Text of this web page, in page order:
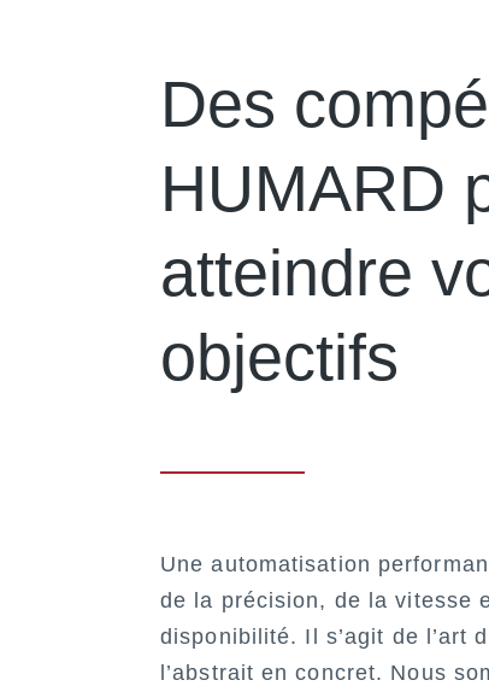
Des
HUMARD
atteindre
objectifs
Une automatisation
de la précision, de la vitesse
disponibilité. Il s’agit de l’art
l’abstrait en concret. Nous